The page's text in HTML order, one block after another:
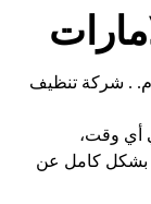
. شركة تنظيف
أي وقت،
بشكل كامل عن